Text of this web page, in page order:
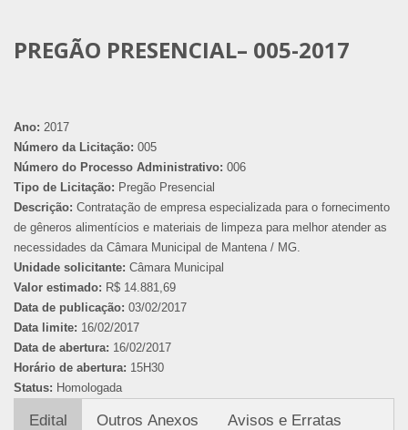
PREGÃO PRESENCIAL– 005-2017
Ano: 2017
Número da Licitação: 005
Número do Processo Administrativo: 006
Tipo de Licitação: Pregão Presencial
Descrição: Contratação de empresa especializada para o fornecimento
de gêneros alimentícios e materiais de limpeza para melhor atender as
necessidades da Câmara Municipal de Mantena / MG.
Unidade solicitante: Câmara Municipal
Valor estimado: R$ 14.881,69
Data de publicação: 03/02/2017
Data limite: 16/02/2017
Data de abertura: 16/02/2017
Horário de abertura: 15H30
Status: Homologada
Edital Outros Anexos Avisos e Erratas